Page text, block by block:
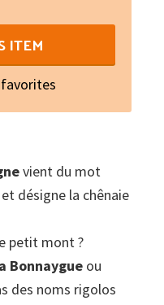
ITEM
vient du mot
désigne la chênaie
petit mont ?
Bonnaygue ou
des noms rigolos